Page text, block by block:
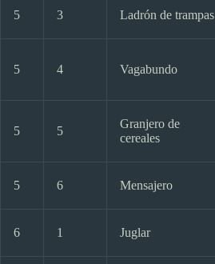
5 3 Ladrón de trampas
5 4 Vagabundo
5 5
Granjero de
cereales
5 6 Mensajero
6 1 Juglar